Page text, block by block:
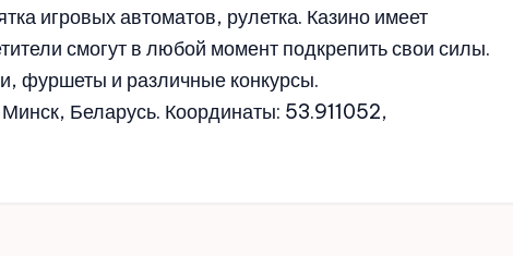
игровых автоматов, рулетка. Казино имеет
смогут в любой момент подкрепить свои силы.
фуршеты и различные конкурсы.
Беларусь. Координаты: 53.911052,